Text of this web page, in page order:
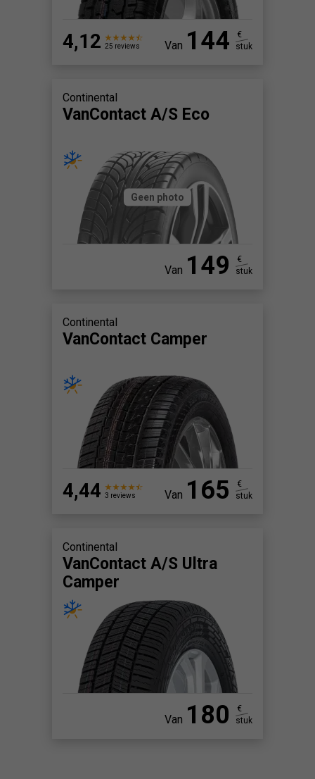
4,12 25 reviews Van 144
€
stuk
Continental
VanContact A/S Eco
Geen photo
Van 149
€
stuk
Continental
VanContact Camper
4,44 3 reviews Van 165
€
stuk
Continental
VanContact A/S Ultra
Camper
Van 180
€
stuk